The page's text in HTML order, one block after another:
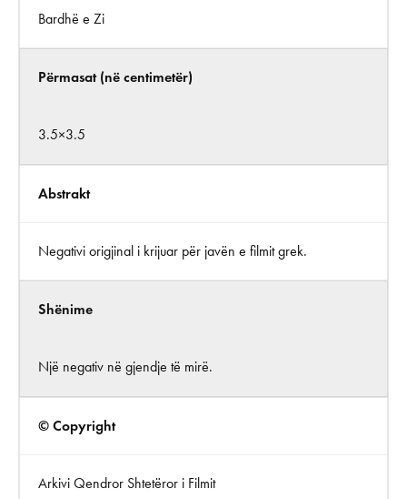
Bardhë e Zi
Përmasat (në centimetër)
3.5×3.5
Abstrakt
Negativi origjinal i krijuar për javën e filmit grek.
Shënime
Një negativ në gjendje të mirë.
© Copyright
Arkivi Qendror Shtetëror i Filmit